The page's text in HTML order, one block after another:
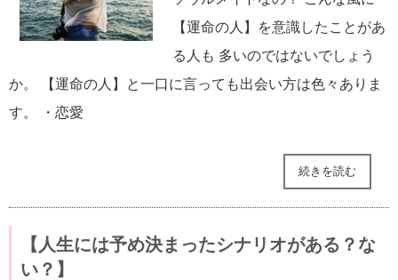
【運命の人】を意識したことがあ
る人も 多いのではないでしょう
か。 【運命の人】と一口に言っても出会い方は色々ありま
す。 ・恋愛
続きを読む
【人生には予め決まったシナリオがある？な
い？】